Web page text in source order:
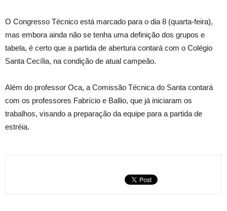
O Congresso Técnico está marcado para o dia 8 (quarta-feira),
mas embora ainda não se tenha uma definição dos grupos e
tabela, é certo que a partida de abertura contará com o Colégio
Santa Cecília, na condição de atual campeão.
Além do professor Oca, a Comissão Técnica do Santa contará
com os professores Fabrício e Ballio, que já iniciaram os
trabalhos, visando a preparação da equipe para a partida de
estréia.